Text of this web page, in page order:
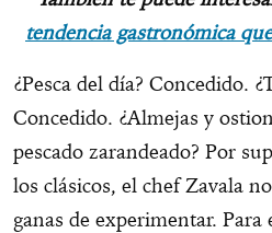
tendencia gastronómica
¿Pesca del día? Concedido.
Concedido. ¿Almejas y
pescado zarandeado? Por
los clásicos, el chef Zavala
ganas de experimentar.